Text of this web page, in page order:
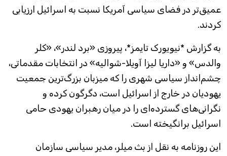
عمیق‌تر در فضای سیاسی آمریکا نسبت به اسرائیل ارزیابی
کردند.
به گزارش *نیویورک تایمز*، پیروزی «برد لندر»، «کلر
والدس» و «داریا لیزا آویلا-شوالیه» در انتخابات مقدماتی،
چشم‌انداز سیاسی شهری را که میزبان بزرگ‌ترین جمعیت
یهودیان در خارج از اسرائیل است، دگرگون کرده و
نگرانی‌های گسترده‌ای را در میان رهبران یهودی حامی
اسرائیل برانگیخته است.
این روزنامه به نقل از بث میلر، مدیر سیاسی سازمان